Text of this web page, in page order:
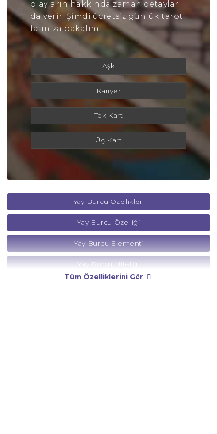
olayların hakkında zaman detayları
da verir. Şimdi ücretsiz günlük tarot
falınıza bakalım.
Aşk
Kariyer
Tek Kart
Üç Kart
Yay Burcu Özellikleri
Yay Burcu Özelliği
Yay Burcu Elementi
Yay Burcu Niteliği
Tüm Özelliklerini Gör